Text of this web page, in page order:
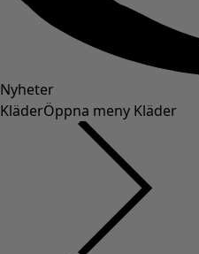
Nyheter
KläderÖppna meny Kläder